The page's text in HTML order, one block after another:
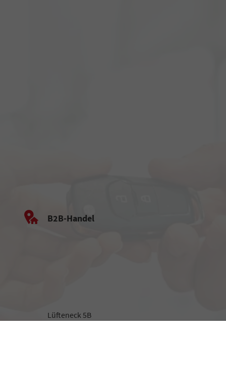
B2B-Handel
Lüfteneck 5B